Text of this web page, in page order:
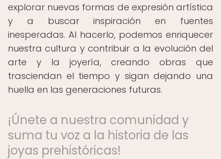
explorar nuevas formas de expresión artística
y a buscar inspiración en fuentes
inesperadas. Al hacerlo, podemos enriquecer
nuestra cultura y contribuir a la evolución del
arte y la joyería, creando obras que
trasciendan el tiempo y sigan dejando una
huella en las generaciones futuras.
¡Únete a nuestra comunidad y
suma tu voz a la historia de las
joyas prehistóricas!